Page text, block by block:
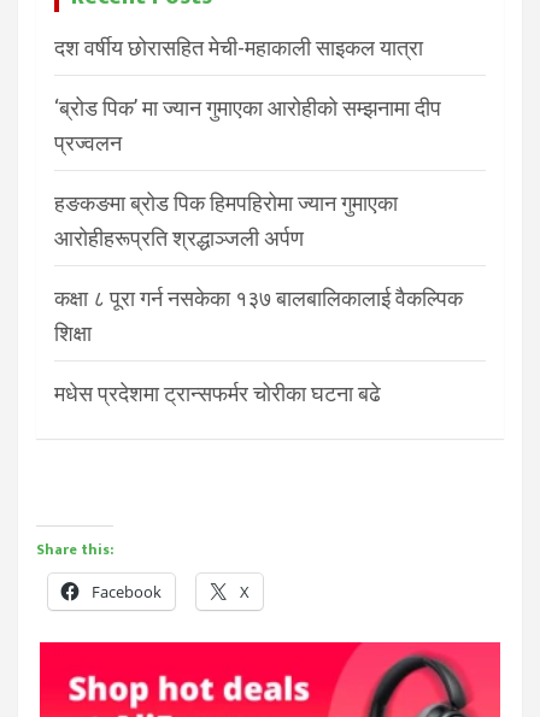
दश वर्षीय छोरासहित मेची-महाकाली साइकल यात्रा
‘ब्रोड पिक’ मा ज्यान गुमाएका आरोहीको सम्झनामा दीप
प्रज्वलन
हङकङमा ब्रोड पिक हिमपहिरोमा ज्यान गुमाएका
आरोहीहरूप्रति श्रद्धाञ्जली अर्पण
कक्षा ८ पूरा गर्न नसकेका १३७ बालबालिकालाई वैकल्पिक
शिक्षा
मधेस प्रदेशमा ट्रान्सफर्मर चोरीका घटना बढे
Share this:
Facebook X